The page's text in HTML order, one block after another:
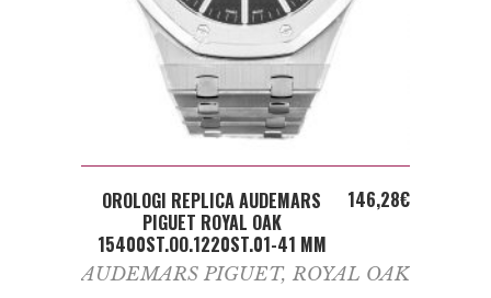
ADD TO CART
OROLOGI REPLICA AUDEMARS
PIGUET ROYAL OAK
15400ST.OO.1220ST.01-41 MM
146,28€
AUDEMARS PIGUET, ROYAL OAK